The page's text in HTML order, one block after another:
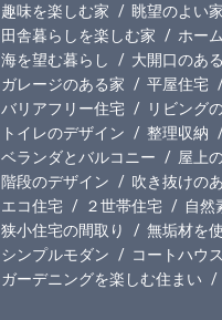
趣味を楽しむ家
眺望のよい家
田舎暮らしを楽しむ家
ホー
海を望む暮らし
大開口のあ
ガレージのある家
平屋住宅
バリアフリー住宅
リビング
トイレのデザイン
整理収納
ベランダとバルコニー
屋上
階段のデザイン
吹き抜けの
エコ住宅
２世帯住宅 自然
狭小住宅の間取り
無垢材を
シンプルモダン
コートハウス
ガーデニングを楽しむ住まい